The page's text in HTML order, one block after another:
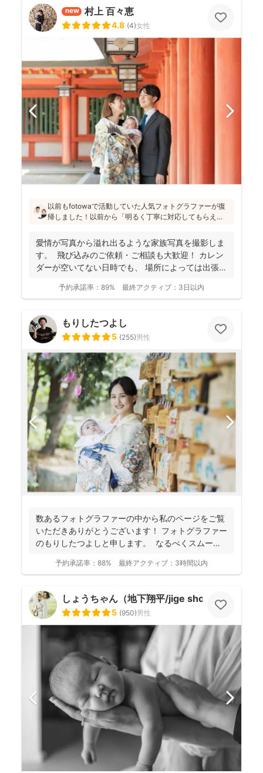
new 村上 百々恵
4.8 (4)女性
以前もfotowaで活動していた人気フォトグラファーが復
帰しました！以前から「明るく丁寧に対応してもらえ
と好評です♪特にニューボーンフォトは様々な研修を受講
し、クオリティ高いお写真をお届けされています(^^)
愛情が写真から溢れ出るような家族写真を撮影しま
す。 飛び込みのご依頼・ご相談も大歓迎！ カレン
ダーが空いてない日時でも、 場所によっては出張で
予約承諾率： 89% 最終アクティブ： 3日以内
もりしたつよし
5 (255)男性
数あるフォトグラファーの中から私のページをご覧
いただきありがとうございます！ フォトグラファー
のもりしたつよしと申します。 なるべくスムーズ
予約承諾率： 88% 最終アクティブ： 3時間以内
しょうちゃん（地下翔平/jige shohe）
5 (950)男性